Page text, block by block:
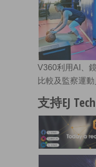
V360利用AI、
比較及監察運
支持EJ Tech